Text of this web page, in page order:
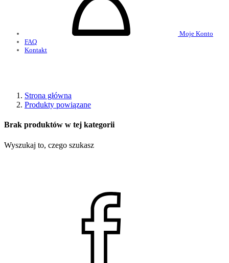
Moje Konto
FAQ
Kontakt
Strona główna
Produkty powiązane
Brak produktów w tej kategorii
Wyszukaj to, czego szukasz